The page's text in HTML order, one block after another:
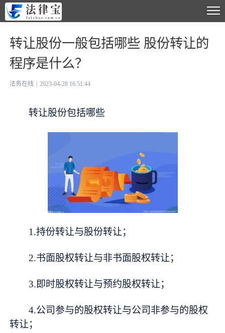
转让股份一般包括哪些 股份转让的
程序是什么？
法务在线 2023-04-28 16:51:44
转让股份包括哪些
1.持份转让与股份转让；
2.书面股权转让与非书面股权转让；
3.即时股权转让与预约股权转让；
4.公司参与的股权转让与公司非参与的股权
转让；